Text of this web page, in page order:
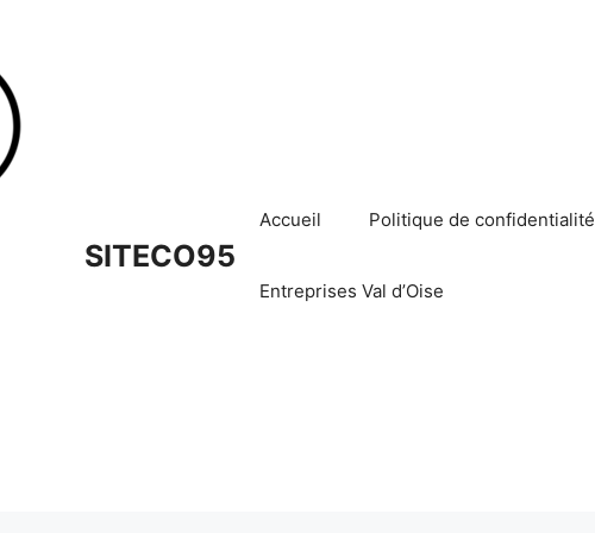
SITECO95
Accueil Politique de confidentialité
Entreprises Val d’Oise